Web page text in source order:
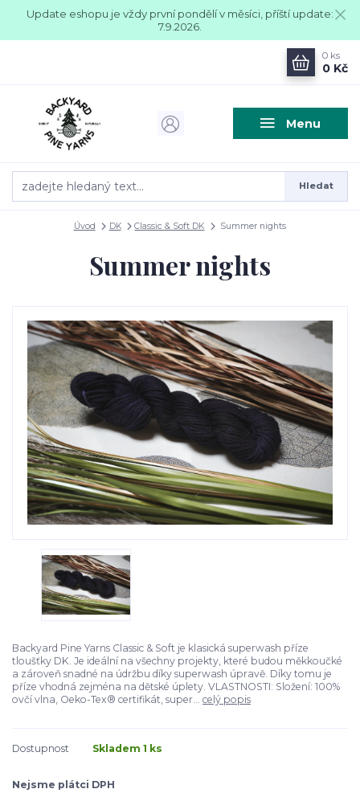
Update eshopu je vždy první pondělí v měsíci, příští update:
7.9.2026.
Menu
Hledat
0 ks
0 Kč
Úvod DK Classic & Soft DK Summer nights
Summer nights
Backyard Pine Yarns Classic & Soft je klasická superwash příze
tloušťky DK. Je ideální na všechny projekty, které budou měkkoučké
a zároveň snadné na údržbu díky superwash úpravě. Díky tomu je
příze vhodná zejména na dětské úplety. VLASTNOSTI: Složení: 100%
ovčí vlna, Oeko-Tex® certifikát, super... celý popis
Dostupnost Skladem 1 ks
Nejsme plátci DPH